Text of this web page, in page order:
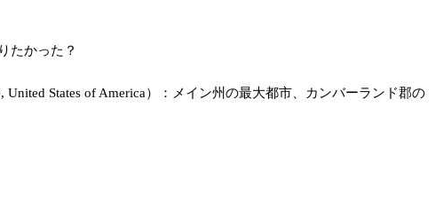
たかった？
United States of America）：メイン州の最大都市、カンバーランド郡の